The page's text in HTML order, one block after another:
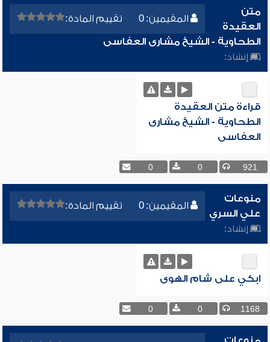
المقيمين: 0 تقييم المادة:
متن
العقيدة
الطحاوية - الشيخ مشارى العفاسى
إنشاد:
قراءة متن العقيدة
الطحاوية - الشيخ مشارى
العفاسى
921
0
0
المقيمين: 0 تقييم المادة:
منوعات
علي السري
إنشاد:
ابكي على شام الهوى
1168
0
0